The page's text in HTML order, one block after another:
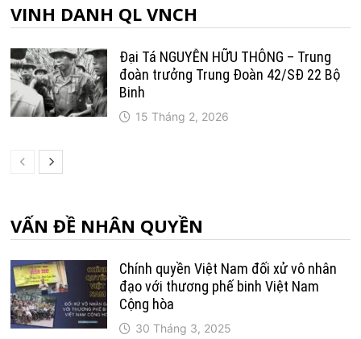
VINH DANH QL VNCH
Đại Tá NGUYỄN HỮU THÔNG – Trung
đoàn trưởng Trung Ðoàn 42/SÐ 22 Bộ
Binh
15 Tháng 2, 2026
VẤN ĐỀ NHÂN QUYỀN
Chính quyền Việt Nam đối xử vô nhân
đạo với thương phế binh Việt Nam
Cộng hòa
30 Tháng 3, 2025